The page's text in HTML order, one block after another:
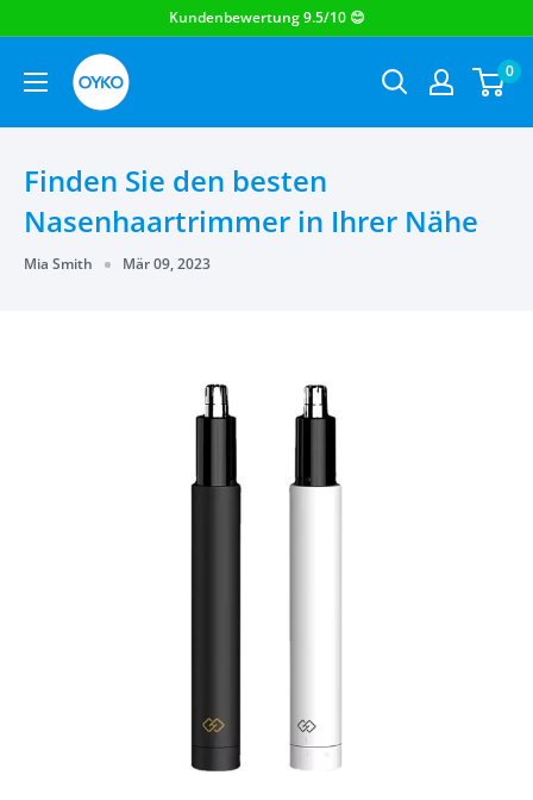
OYKO 0
Finden Sie den besten
Nasenhaartrimmer in Ihrer Nähe
Mia Smith Mär 09, 2023